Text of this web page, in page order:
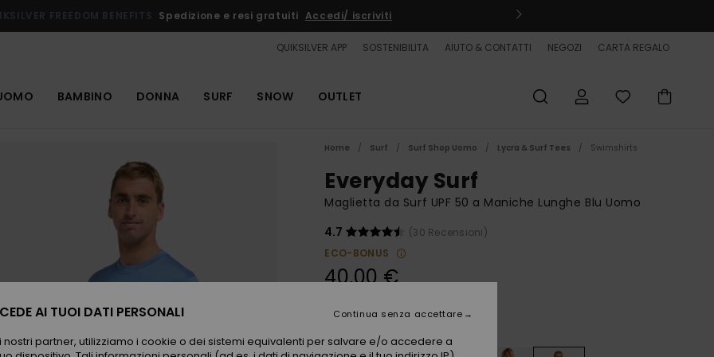
FREEDOM BENEFITS Spedizione e resi gratuiti Accedi/ iscriviti
QUIKSILVER APP SOSTENIBILITA AIUTO & CONTATTI NEGOZI CARTA REGALO
BAMBINO DONNA SURF SNOW OUTLET
Home Surf Surf Shop Uomo Lycra & Surf Tees Swimshirts
Everyday Surf
Maglietta da Surf UPF 50 a Maniche Lunghe Blu Uomo
4.7
(30 Recensioni)
ECO-BONUS
40,00 €
AI TUOI DATI PERSONALI
partner, utilizziamo i cookie o dei sistemi equivalenti per salvare e/o accedere a
Continua senza accettare